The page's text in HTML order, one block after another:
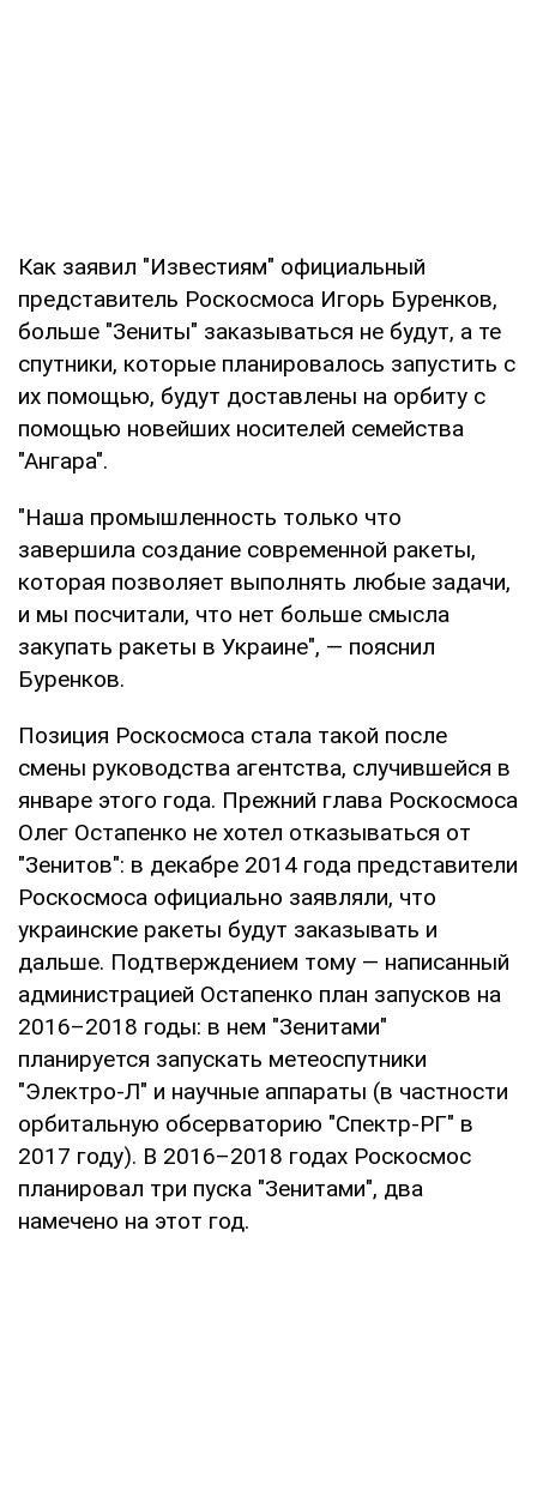
Как заявил "Известиям" официальный
представитель Роскосмоса Игорь Буренков,
больше "Зениты" заказываться не будут, а те
спутники, которые планировалось запустить с
их помощью, будут доставлены на орбиту с
помощью новейших носителей семейства
"Ангара".
"Наша промышленность только что
завершила создание современной ракеты,
которая позволяет выполнять любые задачи,
и мы посчитали, что нет больше смысла
закупать ракеты в Украине", — пояснил
Буренков.
Позиция Роскосмоса стала такой после
смены руководства агентства, случившейся в
январе этого года. Прежний глава Роскосмоса
Олег Остапенко не хотел отказываться от
"Зенитов": в декабре 2014 года представители
Роскосмоса официально заявляли, что
украинские ракеты будут заказывать и
дальше. Подтверждением тому — написанный
администрацией Остапенко план запусков на
2016–2018 годы: в нем "Зенитами"
планируется запускать метеоспутники
"Электро-Л" и научные аппараты (в частности
орбитальную обсерваторию "Спектр-РГ" в
2017 году). В 2016–2018 годах Роскосмос
планировал три пуска "Зенитами", два
намечено на этот год.